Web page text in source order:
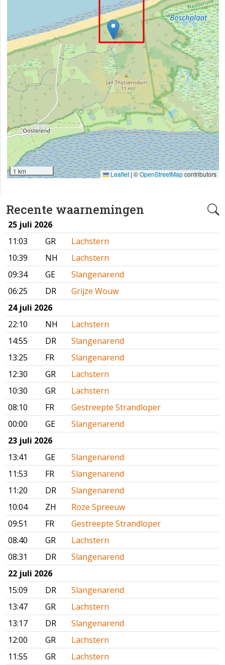
Recente waarnemingen
25 juli 2026
11:03
GR
Lachstern
10:39
NH
Lachstern
09:34
GE
Slangenarend
06:25
DR
Grijze Wouw
24 juli 2026
22:10
NH
Lachstern
14:55
DR
Slangenarend
13:25
FR
Slangenarend
12:30
GR
Lachstern
10:30
GR
Lachstern
08:10
FR
Gestreepte Strandloper
00:00
GE
Slangenarend
23 juli 2026
13:41
GE
Slangenarend
11:53
FR
Slangenarend
11:20
DR
Slangenarend
10:04
ZH
Roze Spreeuw
09:51
FR
Gestreepte Strandloper
08:40
GR
Lachstern
08:31
DR
Slangenarend
22 juli 2026
15:09
DR
Slangenarend
13:47
GR
Lachstern
13:17
DR
Slangenarend
12:00
GR
Lachstern
11:55
GR
Lachstern
1 km Leaflet | ©OpenStreetMapcontributors